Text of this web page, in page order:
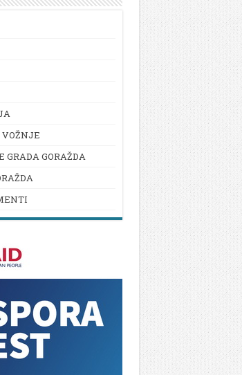
VOŽNJE
GRADA GORAŽDA